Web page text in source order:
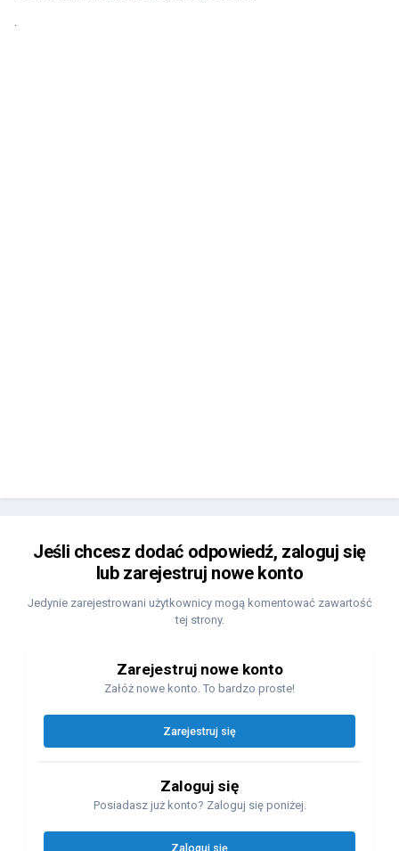
Jeśli chcesz dodać odpowiedź, zaloguj się
lub zarejestruj nowe konto
Jedynie zarejestrowani użytkownicy mogą komentować zawartość
tej strony.
Zarejestruj nowe konto
Załóż nowe konto. To bardzo proste!
Zarejestruj się
Zaloguj się
Posiadasz już konto? Zaloguj się poniżej.
Zaloguj się